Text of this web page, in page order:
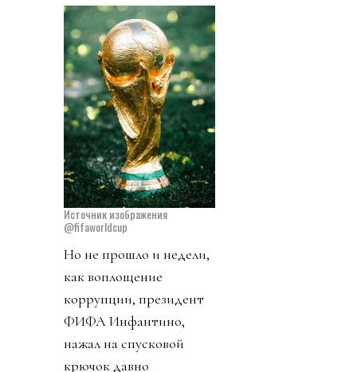
Источник изображения
@fifaworldcup
Но не прошло и недели,
как воплощение
коррупции, президент
ФИФА Инфантино,
нажал на спусковой
крючок давно